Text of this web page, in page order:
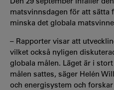
matsvinnsdagen för att sätta
minska det globala
– Rapporter visar att
vilket också nyligen
globala målen. Läget är i
målen sattes, säger Helén
och energisystem och